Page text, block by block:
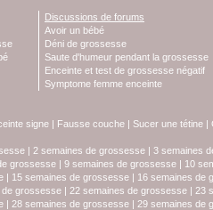
Discussions de forums
Avoir un bébé
Déni de grossesse
Saute d'humeur pendant la grossesse
Enceinte et test de grossesse négatif
Symptome femme enceinte
signe | Fausse couche | Sucer une tétine |
| 2 semaines de grossesse | 3 semaines
grossesse | 9 semaines de grossesse | 10
| 15 semaines de grossesse | 16 semaines de
de grossesse | 22 semaines de grossesse | 23
| 28 semaines de grossesse | 29 semaines de